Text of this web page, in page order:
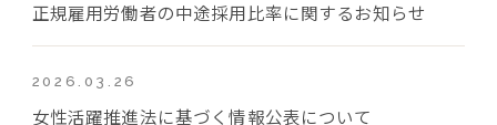
正規雇用労働者の中途採用比率に関するお知らせ
2026.03.26
女性活躍推進法に基づく情報公表について